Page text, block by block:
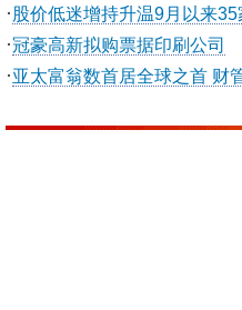
· 股价低迷增持升温9月以来
·冠豪高新拟购票据印刷公司
·亚太富翁数首居全球之首 财